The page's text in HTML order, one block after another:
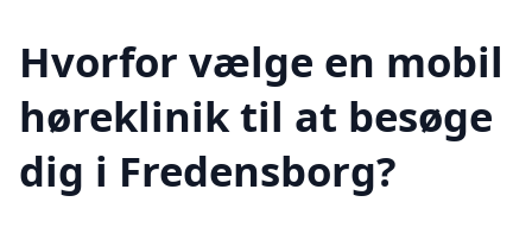
Hvorfor vælge en mobil
høreklinik til at besøge
dig i Fredensborg?